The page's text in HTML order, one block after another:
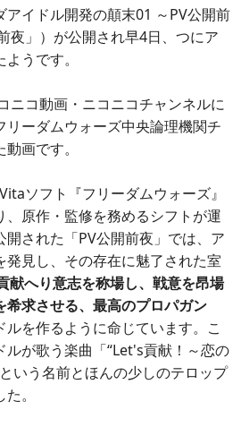
イドル開発の顛末01 ～PV公開前
夜」）が公開され早4日、つにア
うです。
ニコ動画・ニコニコチャンネルに
リーダムウォーズ中央論理機関チ
画です。
ソフト『フリーダムウォーズ』
原作・監修を務めるシフトが運
された「PV公開前夜」では、ア
発見し、その存在に魅了された室
献へり意志を称場し、戦意を昂場
希求させる、最高のプロパガン
ルを作るように命じています。こ
が歌う楽曲「“Let's貢献！～恋の
いう名前とほんの少しのテロップ
。